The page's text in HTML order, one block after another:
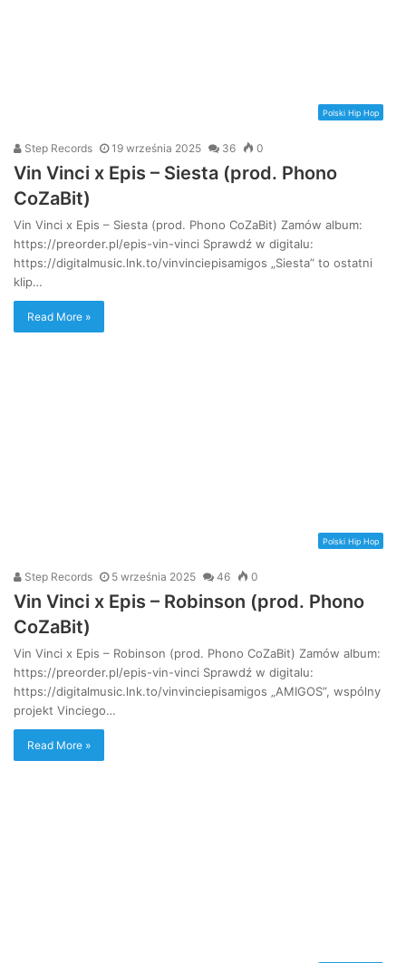
Polski Hip Hop
Step Records 19 września 2025 36 0
Vin Vinci x Epis – Siesta (prod. Phono
CoZaBit)
Vin Vinci x Epis – Siesta (prod. Phono CoZaBit) Zamów album:
https://preorder.pl/epis-vin-vinci Sprawdź w digitalu:
https://digitalmusic.lnk.to/vinvinciepisamigos „Siesta” to ostatni
klip…
Read More »
Polski Hip Hop
Step Records 5 września 2025 46 0
Vin Vinci x Epis – Robinson (prod. Phono
CoZaBit)
Vin Vinci x Epis – Robinson (prod. Phono CoZaBit) Zamów album:
https://preorder.pl/epis-vin-vinci Sprawdź w digitalu:
https://digitalmusic.lnk.to/vinvinciepisamigos „AMIGOS”, wspólny
projekt Vinciego…
Read More »